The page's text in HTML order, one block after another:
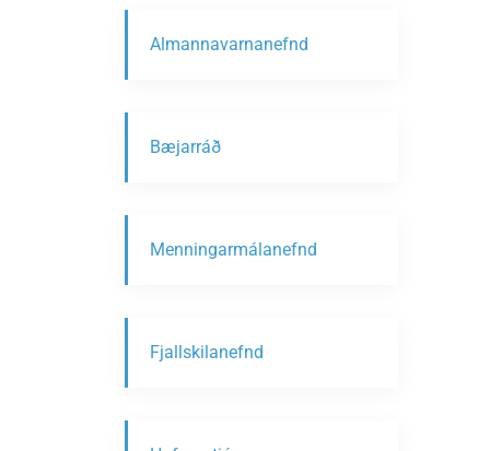
Almannavarnanefnd
Bæjarráð
Menningarmálanefnd
Fjallskilanefnd